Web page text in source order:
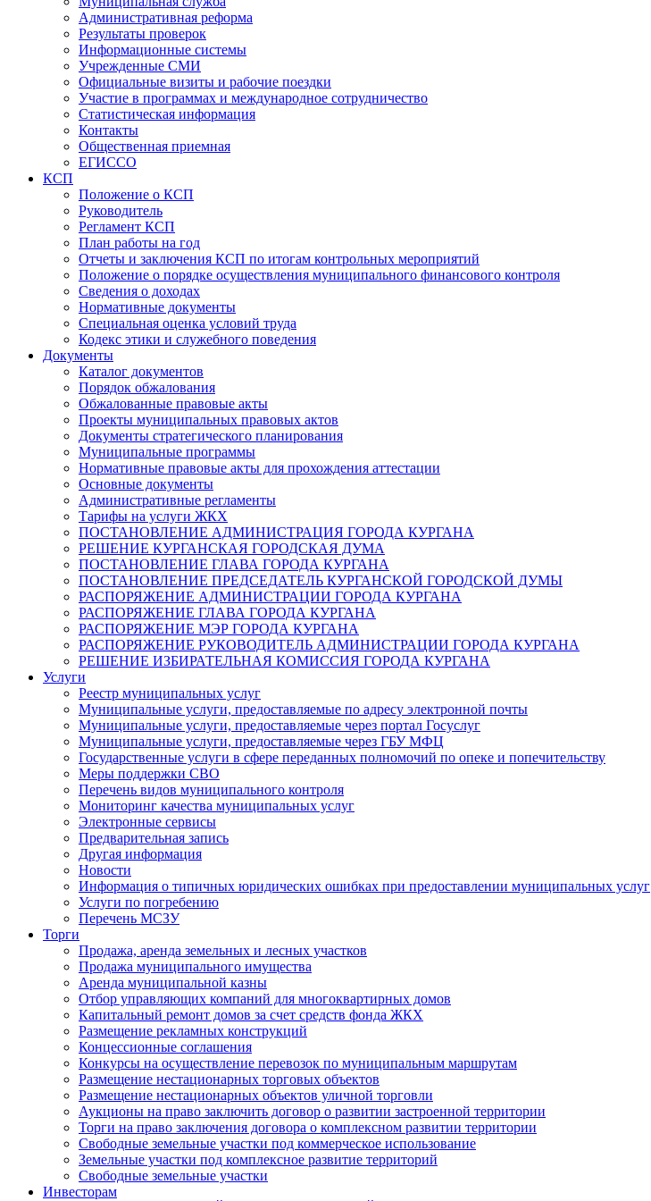
Административная реформа
Результаты проверок
Информационные системы
Учрежденные СМИ
Официальные визиты и рабочие поездки
Участие в программах и международное сотрудничество
Статистическая информация
Контакты
Общественная приемная
ЕГИССО
КСП
Положение о КСП
Руководитель
Регламент КСП
План работы на год
Отчеты и заключения КСП по итогам контрольных мероприятий
Положение о порядке осуществления муниципального финансового контроля
Сведения о доходах
Нормативные документы
Специальная оценка условий труда
Кодекс этики и служебного поведения
Документы
Каталог документов
Порядок обжалования
Обжалованные правовые акты
Проекты муниципальных правовых актов
Документы стратегического планирования
Муниципальные программы
Нормативные правовые акты для прохождения аттестации
Основные документы
Административные регламенты
Тарифы на услуги ЖКХ
ПОСТАНОВЛЕНИЕ АДМИНИСТРАЦИЯ ГОРОДА КУРГАНА
РЕШЕНИЕ КУРГАНСКАЯ ГОРОДСКАЯ ДУМА
ПОСТАНОВЛЕНИЕ ГЛАВА ГОРОДА КУРГАНА
ПОСТАНОВЛЕНИЕ ПРЕДСЕДАТЕЛЬ КУРГАНСКОЙ ГОРОДСКОЙ ДУМЫ
РАСПОРЯЖЕНИЕ АДМИНИСТРАЦИИ ГОРОДА КУРГАНА
РАСПОРЯЖЕНИЕ ГЛАВА ГОРОДА КУРГАНА
РАСПОРЯЖЕНИЕ МЭР ГОРОДА КУРГАНА
РАСПОРЯЖЕНИЕ РУКОВОДИТЕЛЬ АДМИНИСТРАЦИИ ГОРОДА КУРГАНА
РЕШЕНИЕ ИЗБИРАТЕЛЬНАЯ КОМИССИЯ ГОРОДА КУРГАНА
Услуги
Реестр муниципальных услуг
Муниципальные услуги, предоставляемые по адресу электронной почты
Муниципальные услуги, предоставляемые через портал Госуслуг
Муниципальные услуги, предоставляемые через ГБУ МФЦ
Государственные услуги в сфере переданных полномочий по опеке и попечительству
Меры поддержки СВО
Перечень видов муниципального контроля
Мониторинг качества муниципальных услуг
Электронные сервисы
Предварительная запись
Другая информация
Новости
Информация о типичных юридических ошибках при предоставлении муниципальных услуг
Услуги по погребению
Перечень МСЗУ
Торги
Продажа, аренда земельных и лесных участков
Продажа муниципального имущества
Аренда муниципальной казны
Отбор управляющих компаний для многоквартирных домов
Капитальный ремонт домов за счет средств фонда ЖКХ
Размещение рекламных конструкций
Концессионные соглашения
Конкурсы на осуществление перевозок по муниципальным маршрутам
Размещение нестационарных торговых объектов
Размещение нестационарных объектов уличной торговли
Аукционы на право заключить договор о развитии застроенной территории
Торги на право заключения договора о комплексном развитии территории
Свободные земельные участки под коммерческое использование
Земельные участки под комплексное развитие территорий
Свободные земельные участки
Инвесторам